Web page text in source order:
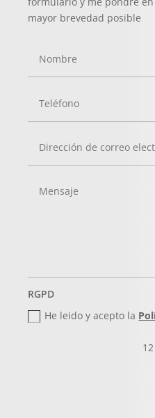
mayor brevedad posible
RGPD
He leido y acepto la